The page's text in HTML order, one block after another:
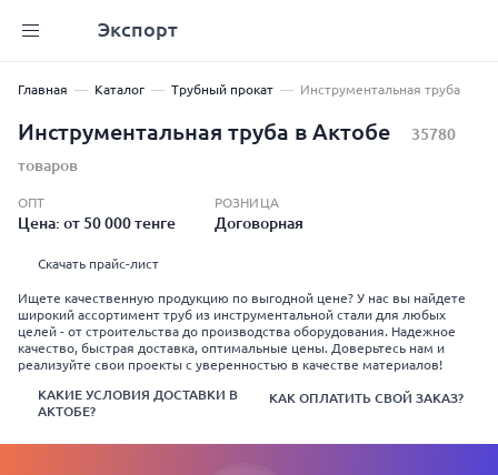
Экспорт
Главная Каталог Трубный прокат Инструментальная труба
Инструментальная труба в Актобе
35780
товаров
ОПТ
Цена: от 50 000 тенге
РОЗНИЦА
Договорная
Скачать прайс-лист
Ищете качественную продукцию по выгодной цене? У нас вы найдете
широкий ассортимент труб из инструментальной стали для любых
целей - от строительства до производства оборудования. Надежное
качество, быстрая доставка, оптимальные цены. Доверьтесь нам и
реализуйте свои проекты с уверенностью в качестве материалов!
КАКИЕ УСЛОВИЯ ДОСТАВКИ В
АКТОБЕ?
КАК ОПЛАТИТЬ СВОЙ ЗАКАЗ?